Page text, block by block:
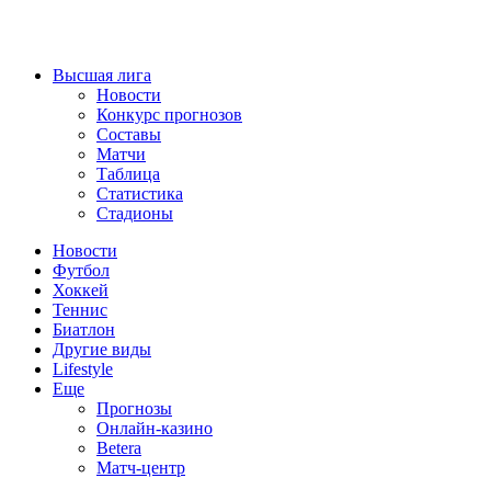
Высшая лига
Новости
Конкурс прогнозов
Составы
Матчи
Таблица
Статистика
Стадионы
Новости
Футбол
Хоккей
Теннис
Биатлон
Другие виды
Lifestyle
Еще
Прогнозы
Онлайн-казино
Betera
Матч-центр